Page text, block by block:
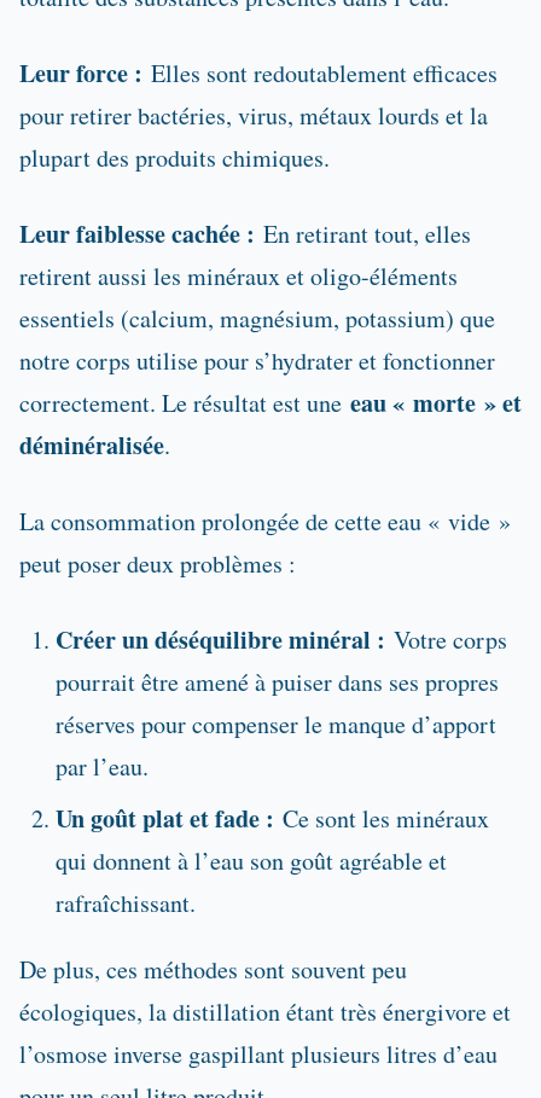
Leur force : Elles sont redoutablement efficaces
pour retirer bactéries, virus, métaux lourds et la
plupart des produits chimiques.
Leur faiblesse cachée : En retirant tout, elles
retirent aussi les minéraux et oligo-éléments
essentiels (calcium, magnésium, potassium) que
notre corps utilise pour s’hydrater et fonctionner
correctement. Le résultat est une eau « morte » et
déminéralisée.
La consommation prolongée de cette eau « vide »
peut poser deux problèmes :
Créer un déséquilibre minéral : Votre corps
pourrait être amené à puiser dans ses propres
réserves pour compenser le manque d’apport
par l’eau.
Un goût plat et fade : Ce sont les minéraux
qui donnent à l’eau son goût agréable et
rafraîchissant.
De plus, ces méthodes sont souvent peu
écologiques, la distillation étant très énergivore et
l’osmose inverse gaspillant plusieurs litres d’eau